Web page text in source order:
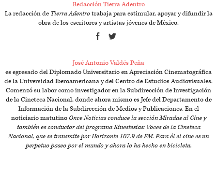
Redacción Tierra Adentro
La redacción de Tierra Adentrotrabaja para estimular, apoyar y difundir la
obra de los escritores y artistas jóvenes de México.
José Antonio Valdés Peña
es egresado del Diplomado Universitario en Apreciación Cinematográfica
de la Universidad Iberoamericana y del Centro de Estudios Audiovisuales.
Comenzó su labor como investigador en la Subdirección de Investigación
de la Cineteca Nacional, donde ahora mismo es Jefe del Departamento de
Información de la Subdirección de Medios y Publicaciones. En el
noticiario matutino Once Noticias conduce la secciónMiradas al Ciney
también es conductor del programaKinestesias: Voces de la Cineteca
Nacional, que se transmite por Horizonte 107.9 de FM. Para él el cine es un
perpetuo paseo por el mundo y ahora lo ha hecho en bicicleta.